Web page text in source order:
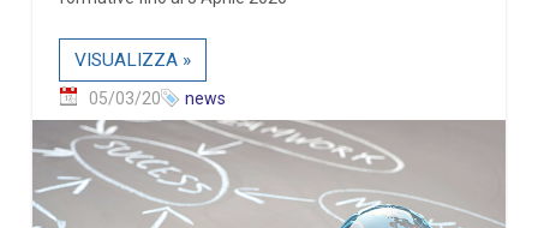
VISUALIZZA »
05/03/20 news